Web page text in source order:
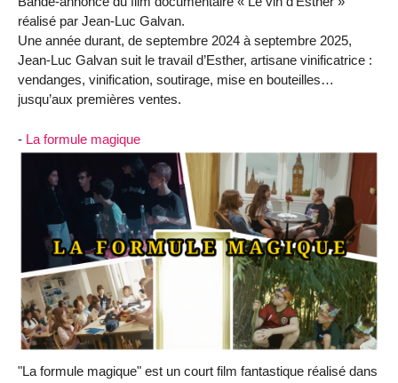
réalisé par Jean-Luc Galvan.
Une année durant, de septembre 2024 à septembre 2025,
Jean-Luc Galvan suit le travail d’Esther, artisane vinificatrice :
vendanges, vinification, soutirage, mise en bouteilles…
jusqu’aux premières ventes.
- La formule magique
"La formule magique" est un court film fantastique réalisé dans